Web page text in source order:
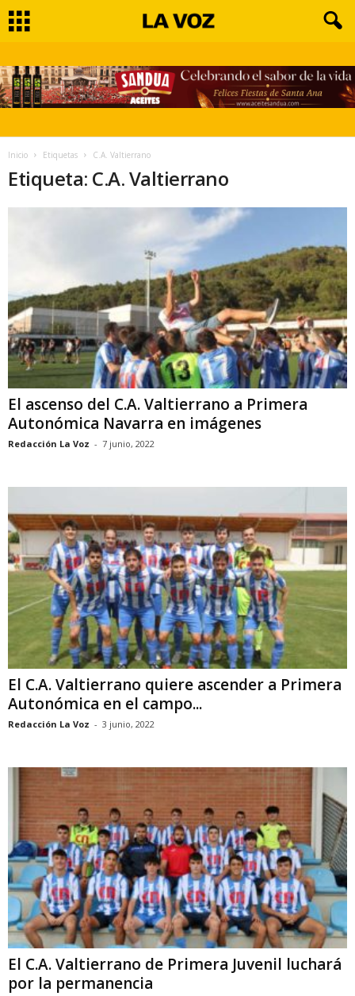
Inicio Etiquetas C.A. Valtierrano
Etiqueta: C.A. Valtierrano
El ascenso del C.A. Valtierrano a Primera
Autonómica Navarra en imágenes
Redacción La Voz - 7 junio, 2022
El C.A. Valtierrano quiere ascender a Primera
Autonómica en el campo...
Redacción La Voz - 3 junio, 2022
El C.A. Valtierrano de Primera Juvenil luchará
por la permanencia